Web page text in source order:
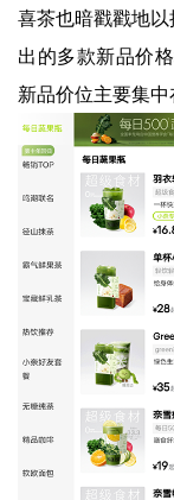
喜茶也暗戳戳地
出的多款新品价
新品价位主要集中